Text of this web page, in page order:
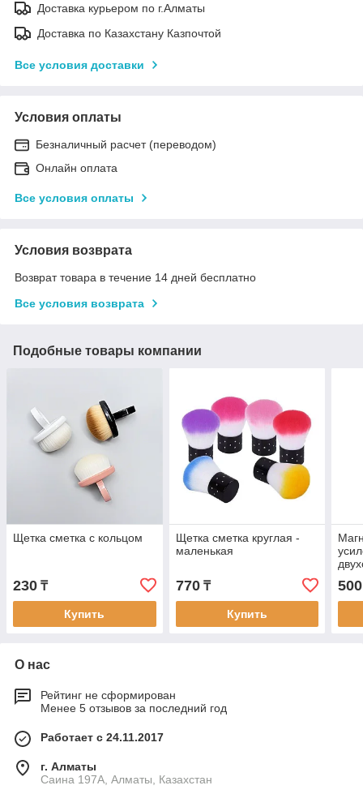
Доставка курьером по г.Алматы
Доставка по Казахстану Казпочтой
Все условия доставки
Условия оплаты
Безналичный расчет (переводом)
Онлайн оплата
Все условия оплаты
Условия возврата
Возврат товара в течение 14 дней бесплатно
Все условия возврата
Подобные товары компании
Щетка сметка с кольцом
230 ₸
Купить
Щетка сметка круглая -
маленькая
770₸
Купить
500
О нас
Рейтинг не сформирован
Менее 5 отзывов за последний год
Работает с 24.11.2017
г. Алматы
Саина 197А, Алматы, Казахстан